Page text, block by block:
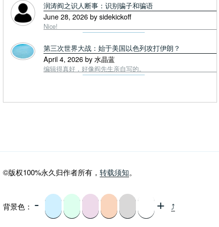
润涛阎之识人断事：识别骗子和骗语
June 28, 2026 by sidekickoff
Nice!
第三次世界大战：始于美国以色列攻打伊朗？
April 4, 2026 by 水晶蓝
编辑得真好，好像阎先生亲自写的。
©版权100%永久归作者所有， 转载须知。
背景色： - + ⤴